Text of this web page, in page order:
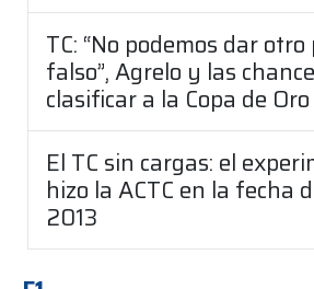
TC: “No podemos dar otro
falso”, Agrelo y las
clasificar a la Copa de Oro
El TC sin cargas: el
hizo la ACTC en la fecha
2013